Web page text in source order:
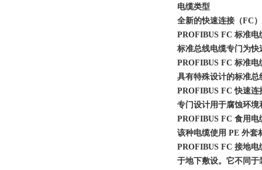
电缆类型
全新的快速连接（FC
PROFIBUS FC 标准电
标准总线电缆专门为快
PROFIBUS FC 标准电
具有特殊设计的标准
PROFIBUS FC 快速连
专门设计用于腐蚀环
PROFIBUS FC 食用电
该种电缆使用 PE 外套
PROFIBUS FC 接地电
于地下敷设。它不同